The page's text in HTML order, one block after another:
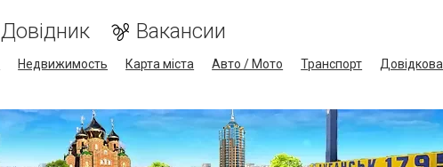
Довідник Вакансии
Недвижимость Карта міста Авто / Мото Транспорт
Довідкова